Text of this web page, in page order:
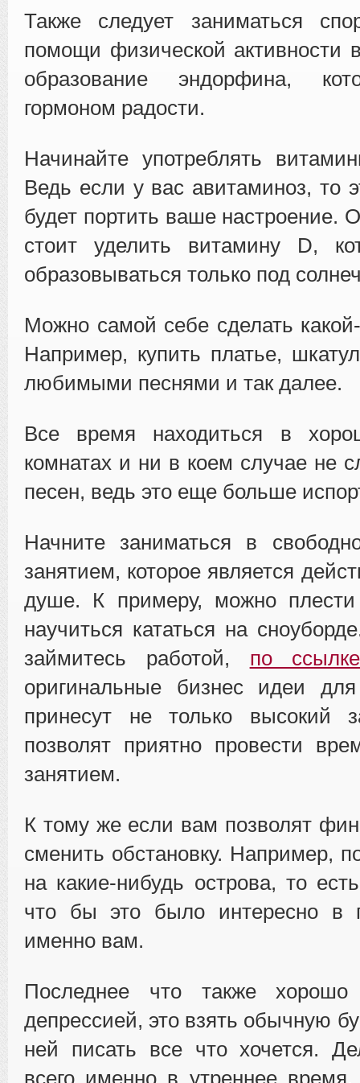
Также следует заниматься
помощи физической активности
образование эндорфина,
гормоном радости.
Начинайте употреблять
Ведь если у вас авитаминоз, то
будет портить ваше настроение.
стоит уделить витамину D,
образовываться только под
Можно самой себе сделать
Например, купить платье,
любимыми песнями и так далее.
Все время находиться в
комнатах и ни в коем случае не
песен, ведь это еще больше
Начните заниматься в
занятием, которое является
душе. К примеру, можно
научиться кататься на
займитесь работой, по ссылке
оригинальные бизнес идеи
принесут не только высокий
позволят приятно провести
занятием.
К тому же если вам позволят
сменить обстановку. Например,
на какие-нибудь острова, то
что бы это было интересно в
именно вам.
Последнее что также хорошо
депрессией, это взять обычную
ней писать все что хочется.
всего именно в утреннее время,